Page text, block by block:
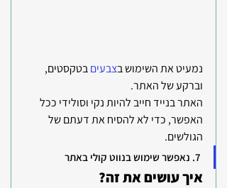
נמעיט את השימוש בצבעים בטקסטים,
וברקע של האתר.
האתר בנייד חייב להיות נקי וסולידי ככל
האפשר, כדי לא להסיח את דעתם של
הגולשים.
7. נאפשר שימוש בנווט קולי באתר
איך עושים את זה?